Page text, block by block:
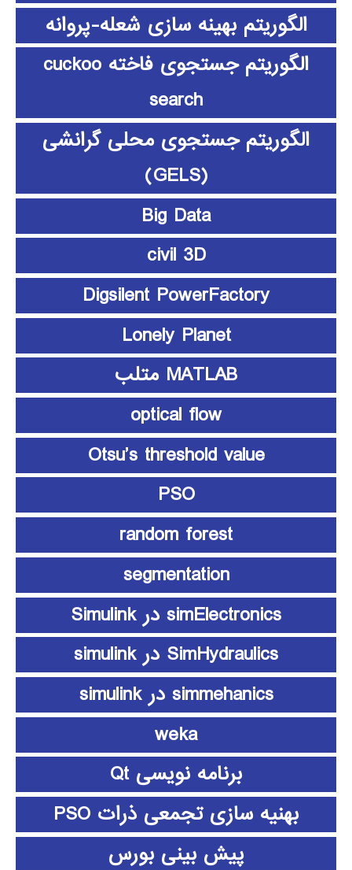
الگوریتم بهینه سازی شعله-پروانه
الگوریتم جستجوی فاخته cuckoo
search
الگوریتم جستجوی محلی گرانشی
(GELS)
Big Data
civil 3D
Digsilent PowerFactory
Lonely Planet
MATLAB متلب
optical flow
Otsu’s threshold value
PSO
random forest
segmentation
simElectronics در Simulink
SimHydraulics در simulink
simmehanics در simulink
weka
برنامه نویسی Qt
بهنیه سازی تجمعی ذرات PSO
پیش بینی بورس